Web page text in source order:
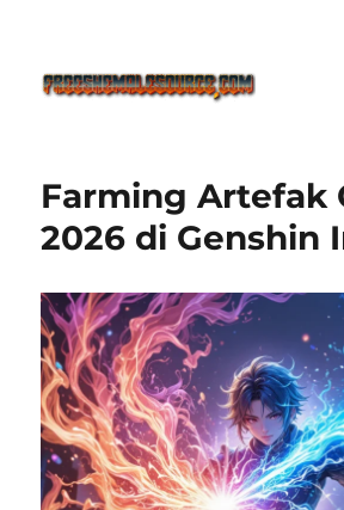
Defense Main Game
Ketagihan!
Farming Artefak
2026 di Genshin